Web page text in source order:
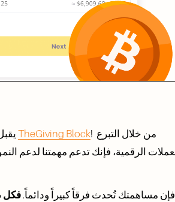
هل تعلم أن Building Markets يقبل التبرعات بالعملات الرقمية من خلال شريكنا الموثوق به TheGiving Block! من خلال التبرع
عندما تتبرع إلى Building Markets ، فإن مساهمتك تُحدث فرقاً كبيراً ودائماً.